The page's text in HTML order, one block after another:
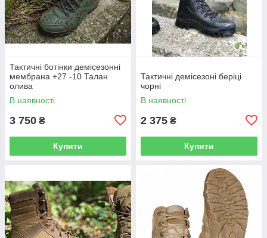
Тактичні ботінки демісезонні
мембрана +27 -10 Талан
олива
В наявності
3 750 ₴
Купити
Тактичні демісезоні беріці
чорні
В наявності
2 375 ₴
Купити